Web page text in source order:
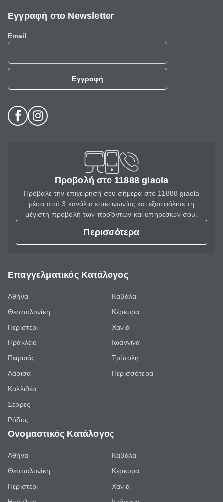
Εγγραφή στο Newsletter
Email
Εγγραφή
Προβολή στο 11888 giaola
Πρόβαλε την επιχείρησή σου σήμερα στο 11888 giaola
μέσα από 3 κανάλια επικοινωνίας και εξασφάλισε τη
μέγιστη προβολή των προϊόντων και υπηρεσιών σου.
Περισσότερα
Επαγγελματικός Κατάλογος
Αθήνα
Θεσσαλονίκη
Περιστέρι
Ηράκλειο
Πειραιάς
Λάρισα
Καλλιθέα
Σέρρες
Ρόδος
Καβάλα
Κέρκυρα
Χανιά
Ιωάννινα
Τρίπολη
Περισσότερα
Ονομαστικός Κατάλογος
Αθήνα
Θεσσαλονίκη
Περιστέρι
Καβάλα
Κέρκυρα
Χανιά